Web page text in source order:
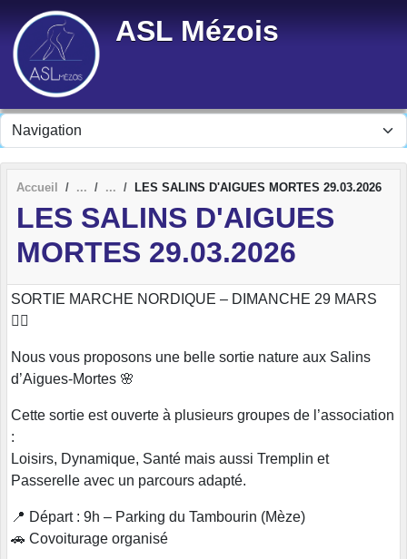
ASL Mézois
Accueil LES SALINS D'AIGUES MORTES 29.03.2026
LES SALINS D'AIGUES
MORTES 29.03.2026
SORTIE MARCHE NORDIQUE – DIMANCHE 29 MARS
🚶‍♂️
Nous vous proposons une belle sortie nature aux Salins
d’Aigues-Mortes 🌸
Cette sortie est ouverte à plusieurs groupes de l’association
:
Loisirs, Dynamique, Santé mais aussi Tremplin et
Passerelle avec un parcours adapté.
📍 Départ : 9h – Parking du Tambourin (Mèze)
🚗 Covoiturage organisé
Panneau de gestion des cookies